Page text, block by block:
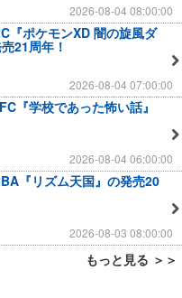
2026-08-04 08:00:00
『ポケモンXD 闇の旋風ダ
21周年！
2026-08-04 07:00:00
『学校であった怖い話』
2026-08-04 06:00:00
『リズム天国』の発売20
2026-08-03 08:00:00
もっと見る ＞＞